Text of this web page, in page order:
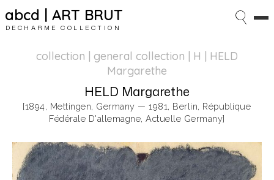
abcd | ART BRUT
DECHARME COLLECTION
collection | general collection | H | HELD
Margarethe
HELD Margarethe
[1894, Mettingen, Germany — 1981, Berlin, République
Fédérale D'allemagne, Actuelle Germany]